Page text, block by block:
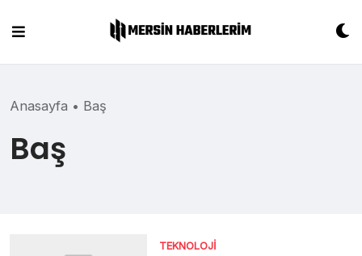
content
Anasayfa • Baş
Baş
TEKNOLOJI